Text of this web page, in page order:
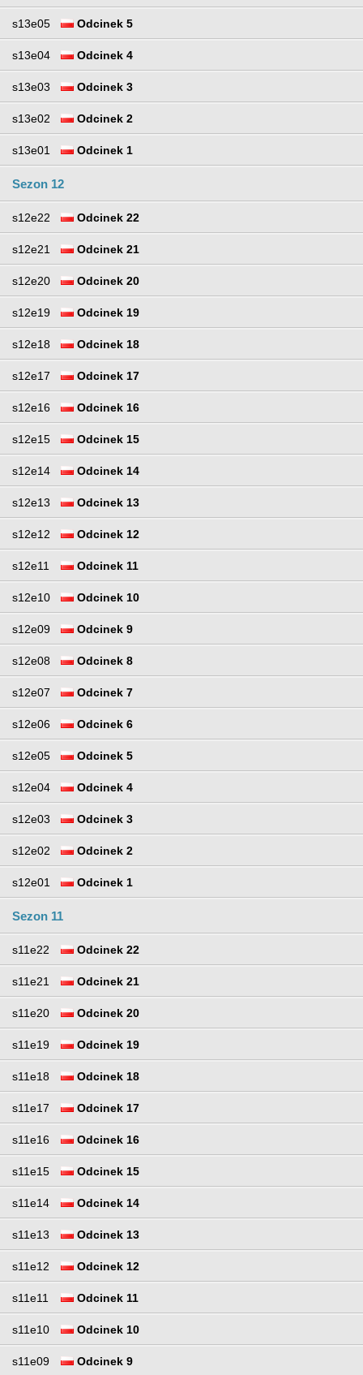
s13e05 Odcinek 5
s13e04 Odcinek 4
s13e03 Odcinek 3
s13e02 Odcinek 2
s13e01 Odcinek 1
Sezon 12
s12e22 Odcinek 22
s12e21 Odcinek 21
s12e20 Odcinek 20
s12e19 Odcinek 19
s12e18 Odcinek 18
s12e17 Odcinek 17
s12e16 Odcinek 16
s12e15 Odcinek 15
s12e14 Odcinek 14
s12e13 Odcinek 13
s12e12 Odcinek 12
s12e11 Odcinek 11
s12e10 Odcinek 10
s12e09 Odcinek 9
s12e08 Odcinek 8
s12e07 Odcinek 7
s12e06 Odcinek 6
s12e05 Odcinek 5
s12e04 Odcinek 4
s12e03 Odcinek 3
s12e02 Odcinek 2
s12e01 Odcinek 1
Sezon 11
s11e22 Odcinek 22
s11e21 Odcinek 21
s11e20 Odcinek 20
s11e19 Odcinek 19
s11e18 Odcinek 18
s11e17 Odcinek 17
s11e16 Odcinek 16
s11e15 Odcinek 15
s11e14 Odcinek 14
s11e13 Odcinek 13
s11e12 Odcinek 12
s11e11 Odcinek 11
s11e10 Odcinek 10
s11e09 Odcinek 9